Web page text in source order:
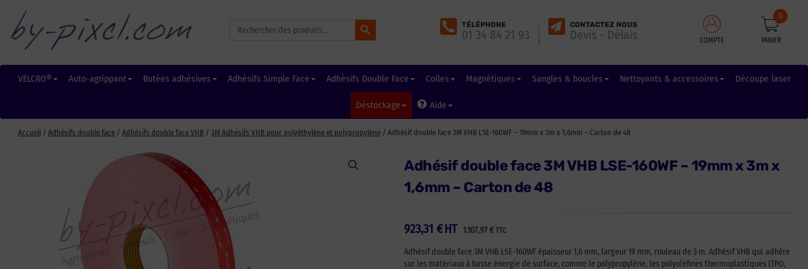
for:
Search Button
TÉLÉPHONE
01 34 84 21 93
CONTACTEZ NOUS
Devis - Délais COMPTE PANIER
0
VELCRO® Auto-agrippant Butées adhésives Adhésifs Simple Face Adhésifs Double Face Colles Magnétiques Sangles & boucles Nettoyants & accessoires Découpe laser
Déstockage Aide
Accueil / Adhésifs double face / Adhésifs double face VHB / 3M Adhésifs VHB pour polyéthylène et polypropylène / Adhésif double face 3M VHB LSE-160WF – 19mm x 3m x 1,6mm – Carton de 48
Adhésif double face 3M VHB LSE-160WF – 19mm x 3m x
1,6mm – Carton de 48
923,31 € 1.107,97€ TTC
HT
Adhésif double face 3M VHB LSE-160WF épaisseur 1,6 mm, largeur 19 mm, rouleau de 3 m. Adhésif VHB qui adhère
sur les matériaux à basse énergie de surface, comme le polypropylène, les polyoléfines thermoplastiques (TPO,